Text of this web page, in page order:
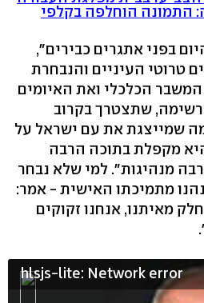
התמונה הוחלפה בקלפי
בפני אתגרים כבירים",
טרוטי העיניים והנבחרת
הכלכלי ואת האיומים
שתצטרך בקרוב
שמייצגת את עם ישראל על
מקפלת בתוכה הרבה
מנהיגות". למי שלא נבחר
מתמיכתו האישית - אמר:
מאיתנו, אנחנו זקוקים
hlsjs-lite: Network error